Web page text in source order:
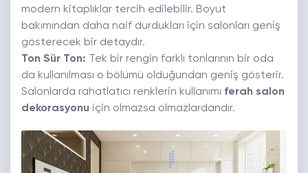
modern kitaplıklar tercih edilebilir. Boyut
bakımından daha naif durdukları için salonları geniş
gösterecek bir detaydır.
Ton Sür Ton: Tek bir rengin farklı tonlarının bir oda
da kullanılması o bölümü olduğundan geniş gösterir.
Salonlarda rahatlatıcı renklerin kullanımı ferah salon
dekorasyonu için olmazsa olmazlardandır.